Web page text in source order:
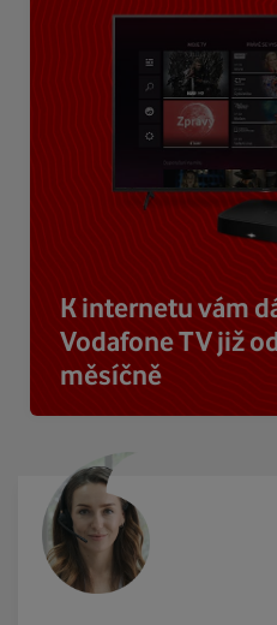
K internetu vám
Vodafone TV již
měsíčně